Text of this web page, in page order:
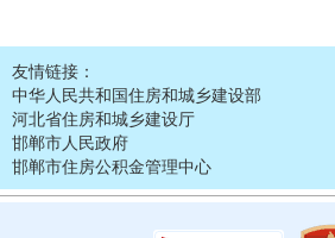
友情链接：
中华人民共和国住房和城乡建设部
河北省住房和城乡建设厅
邯郸市人民政府
邯郸市住房公积金管理中心